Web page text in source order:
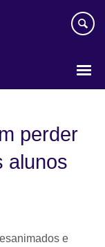
perder
alunos
e